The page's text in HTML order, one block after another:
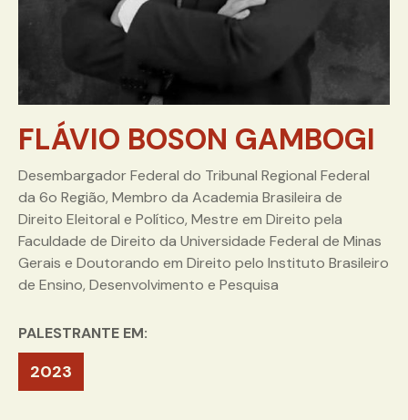
FLÁVIO BOSON GAMBOGI
Desembargador Federal do Tribunal Regional Federal
da 6o Região, Membro da Academia Brasileira de
Direito Eleitoral e Político, Mestre em Direito pela
Faculdade de Direito da Universidade Federal de Minas
Gerais e Doutorando em Direito pelo Instituto Brasileiro
de Ensino, Desenvolvimento e Pesquisa
PALESTRANTE EM:
2023